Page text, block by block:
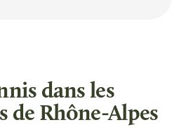
prioritaire aux
diplômés
par tranche d'âge et
dans les
de Rhône-Alpes